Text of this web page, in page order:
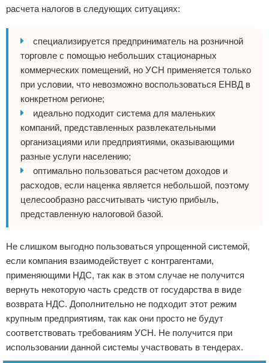
расчета налогов в следующих ситуациях:
специализируется предприниматель на розничной
торговле с помощью небольших стационарных
коммерческих помещений, но УСН применяется только
при условии, что невозможно воспользоваться ЕНВД в
конкретном регионе;
идеально подходит система для маленьких
компаний, представленных развлекательными
организациями или предприятиями, оказывающими
разные услуги населению;
оптимально пользоваться расчетом доходов и
расходов, если наценка является небольшой, поэтому
целесообразно рассчитывать чистую прибыль,
представленную налоговой базой.
Не слишком выгодно пользоваться упрощенной системой,
если компания взаимодействует с контрагентами,
применяющими НДС, так как в этом случае не получится
вернуть некоторую часть средств от государства в виде
возврата НДС. Дополнительно не подходит этот режим
крупным предприятиям, так как они просто не будут
соответствовать требованиям УСН. Не получится при
использовании данной системы участвовать в тендерах.